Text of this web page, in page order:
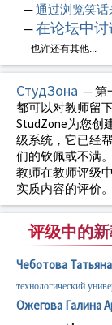
—通过浏览笑
—在论坛中
也许还有其他...
СтудЗона — 第
都可以对教师留
StudZone为您创
级系统，它已经
们的钦佩或不满
教师在教师评级
实质内容的评价。
评级中的
Чеботова
технологический
Ожегова Галина